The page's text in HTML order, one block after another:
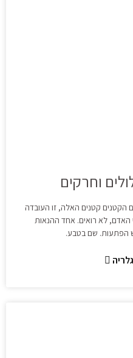
וחרקים
הקטנים קטנים האלה, זו העובדה
האדם, לא רואים. אחד ההנאות
הפתעות. שם בטבע.